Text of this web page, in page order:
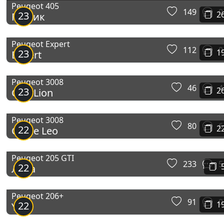
23
Peugeot 405
Пижик 149 0
23
Peugeot Expert
Expert 112 0
23
Peugeot 3008
GreyLion 46 4
22
Peugeot 3008
Gtline Leo 80 6
22
Peugeot 205 GTI
Лёва 233 5
22
Peugeot 206+
Yuli 91 0